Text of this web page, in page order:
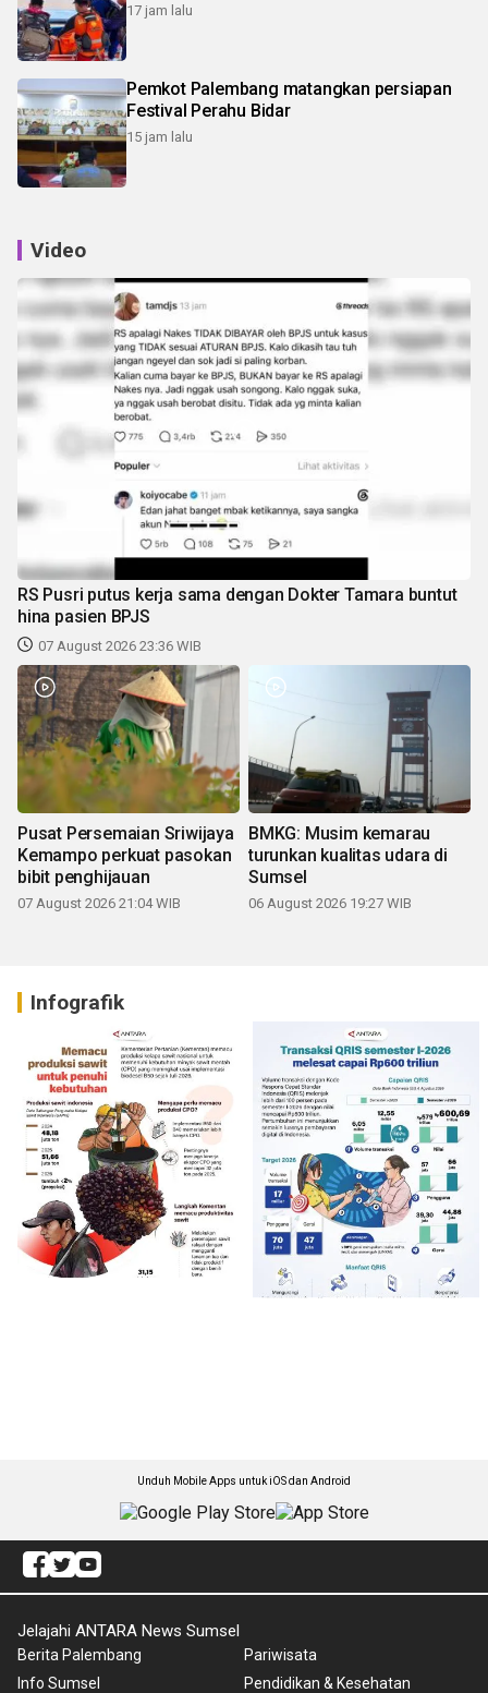
17 jam lalu
Pemkot Palembang matangkan persiapan
Festival Perahu Bidar
15 jam lalu
Video
RS Pusri putus kerja sama dengan Dokter Tamara buntut
hina pasien BPJS
07 August 2026 23:36 WIB
Pusat Persemaian Sriwijaya
Kemampo perkuat pasokan
bibit penghijauan
07 August 2026 21:04 WIB
BMKG: Musim kemarau
turunkan kualitas udara di
Sumsel
06 August 2026 19:27 WIB
Infografik
Unduh Mobile Apps untuk iOS dan Android
Jelajahi ANTARA News Sumsel
Berita Palembang
Info Sumsel
Pariwisata
Pendidikan & Kesehatan